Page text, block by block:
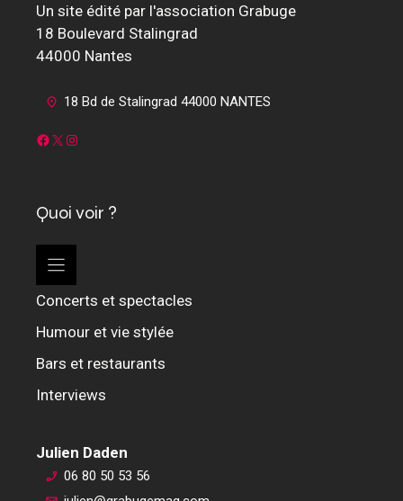
Un site édité par l'association Grabuge
18 Boulevard Stalingrad
44000 Nantes
18 Bd de Stalingrad 44000 NANTES
Facebook
X Instagram
Quoi voir ?
Concerts et spectacles
Humour et vie stylée
Bars et restaurants
Interviews
Julien Daden
06 80 50 53 56